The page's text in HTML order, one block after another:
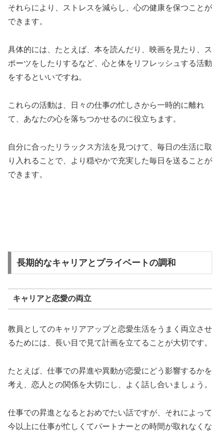
それらにより、ストレスを減らし、心の健康を保つことが
できます。
具体的には、たとえば、本を読んだり、映画を見たり、ス
ポーツをしたりするなど、心と体をリフレッシュする活動
をするといいですね。
これらの活動は、日々の仕事の忙しさから一時的に離れ
て、あなたの心を落ちつかせるのに役立ちます。
自分に合ったリラックス方法を見つけて、毎日の生活に取
り入れることで、より穏やかで充実した毎日を送ることが
できます。
長期的なキャリアとプライベートの調和
キャリアと恋愛の両立
教員としてのキャリアアップと恋愛生活をうまく両立させ
るためには、長い目で見て計画を立てることが大切です。
たとえば、仕事での昇進や異動が恋愛にどう影響するかを
考え、恋人との関係を大切にし、よく話し合いましょう。
仕事での昇進となるとおめでたい話ですが、それによって
今以上に仕事が忙しくてパートナーとの時間が取れなくな